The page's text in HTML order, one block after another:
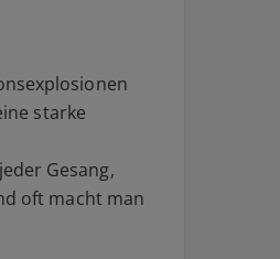
starke
Gesang,
oft macht man